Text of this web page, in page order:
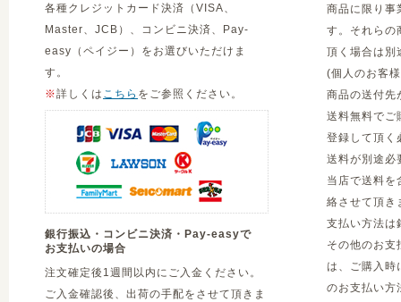
各種クレジットカード決済（VISA、
Master、JCB）、コンビニ決済、Pay-
easy（ペイジー）をお選びいただけま
す。
※詳しくは こちら をご参照ください。
銀行振込・コンビニ決済・Pay-easyで
お支払いの場合
注文確定後1週間以内にご入金ください。
ご入金確認後、出荷の手配をさせて頂きま
商品に限り事
す。それらの
頂く場合は別
(個人のお客
商品の送付先
送料無料でご
登録して頂く
送料が別途必
当店で送料を
絡させて頂き
支払い方法は
その他のお支
は、ご購入時
のお支払い方